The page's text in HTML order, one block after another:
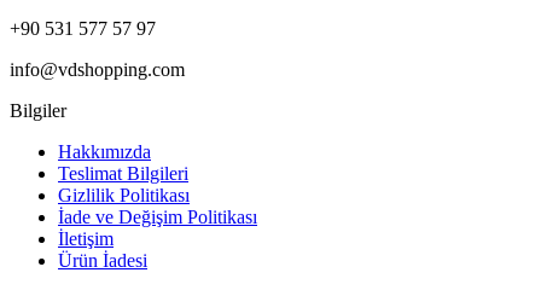
+90 531 577 57 97
info@vdshopping.com
Bilgiler
Hakkımızda
Teslimat Bilgileri
Gizlilik Politikası
İade ve Değişim Politikası
İletişim
Ürün İadesi